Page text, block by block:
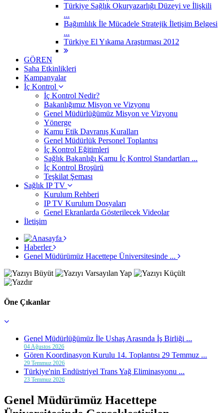
Türkiye Sağlık Okuryazarlığı Düzeyi ve İlişkili
...
Bağımlılık İle Mücadele Stratejik İletişim Belgesi
...
Türkiye El Yıkama Araştırması 2012
GÖREN
Saha Etkinlikleri
Kampanyalar
İç Kontrol
İç Kontrol Nedir?
Bakanlığımız Misyon ve Vizyonu
Genel Müdürlüğümüz Misyon ve Vizyonu
Yönerge
Kamu Etik Davranış Kuralları
Genel Müdürlük Personel Toplantısı
İç Kontrol Eğitimleri
Sağlık Bakanlığı Kamu İç Kontrol Standartları ...
İç Kontrol Broşürü
Teşkilat Şeması
Sağlık IP TV
Kurulum Rehberi
IP TV Kurulum Dosyaları
Genel Ekranlarda Gösterilecek Videolar
İletişim
Haberler
Genel Müdürümüz Hacettepe Üniversitesinde ...
Öne Çıkanlar
Genel Müdürlüğümüz İle Ushaş Arasında İş Birliği ...
04 Ağustos 2026
Gören Koordinasyon Kurulu 14. Toplantısı 29 Temmuz ...
29 Temmuz 2026
Türkiye'nin Endüstriyel Trans Yağ Eliminasyonu ...
23 Temmuz 2026
Genel Müdürümüz Hacettepe